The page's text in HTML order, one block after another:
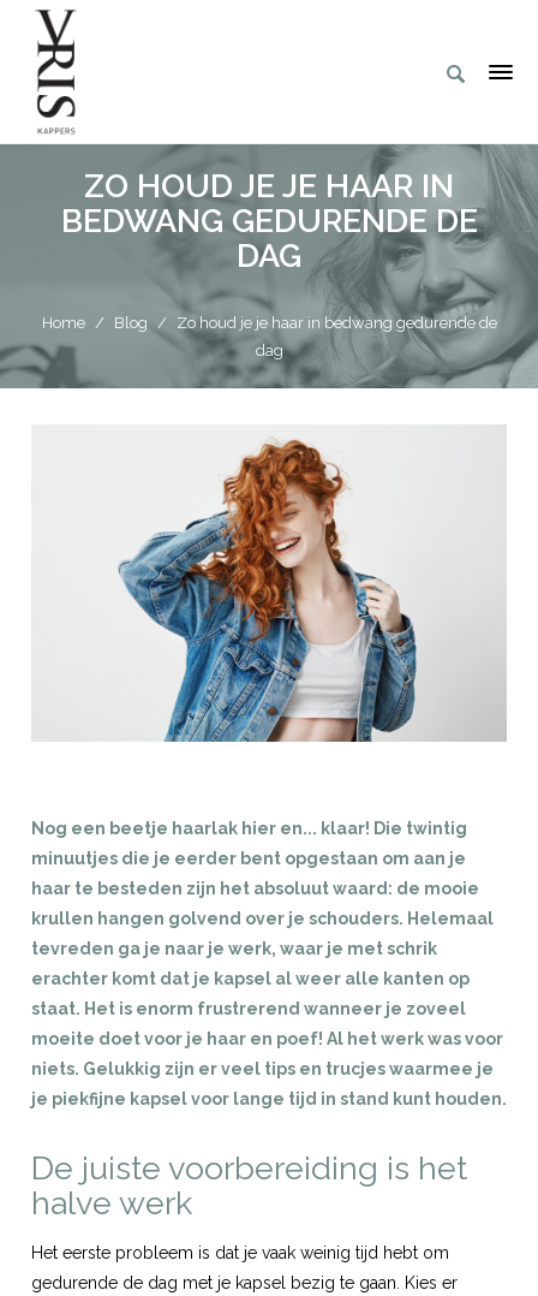
ZO HOUD JE JE HAAR IN
BEDWANG GEDURENDE DE
DAG
Home / Blog /
Zo houd je je haar in bedwang gedurende de
dag
Nog een beetje haarlak hier en... klaar! Die twintig
minuutjes die je eerder bent opgestaan om aan je
haar te besteden zijn het absoluut waard: de mooie
krullen hangen golvend over je schouders. Helemaal
tevreden ga je naar je werk, waar je met schrik
erachter komt dat je kapsel al weer alle kanten op
staat. Het is enorm frustrerend wanneer je zoveel
moeite doet voor je haar en poef! Al het werk was voor
niets. Gelukkig zijn er veel tips en trucjes waarmee je
je piekfijne kapsel voor lange tijd in stand kunt houden.
De juiste voorbereiding is het
halve werk
Het eerste probleem is dat je vaak weinig tijd hebt om
gedurende de dag met je kapsel bezig te gaan. Kies er